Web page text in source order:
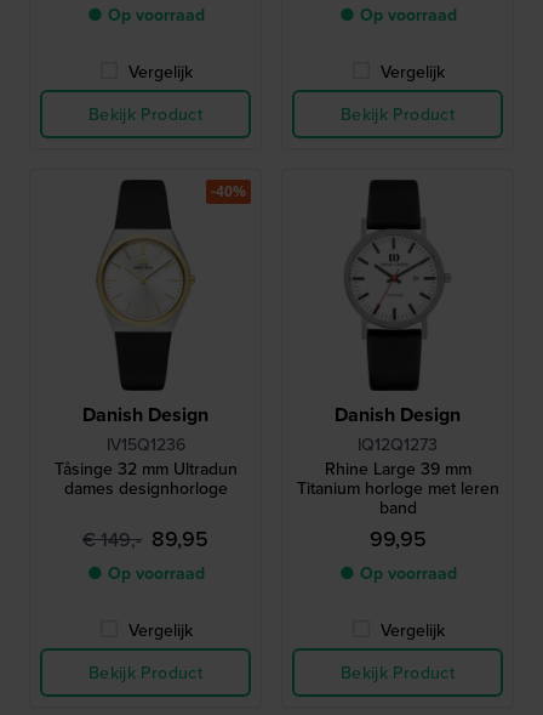
● Op voorraad
Vergelijk
Bekijk Product
● Op voorraad
Vergelijk
Bekijk Product
Danish Design
IV15Q1236
Tåsinge 32 mm Ultradun
dames designhorloge
€ 149,- 89,95
● Op voorraad
Vergelijk
Bekijk Product
-40%
Danish Design
IQ12Q1273
Rhine Large 39 mm
Titanium horloge met leren
band
99,95
● Op voorraad
Vergelijk
Bekijk Product